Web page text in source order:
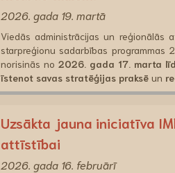
2026. gada 19. martā
Viedās administrācijas un reģionālās
starpreģionu sadarbības programmas
norisinās no 2026. gada 17. marta
īstenot savas stratēģijas praksē un
Uzsākta jauna iniciatīva
attīstībai
2026. gada 16. februārī